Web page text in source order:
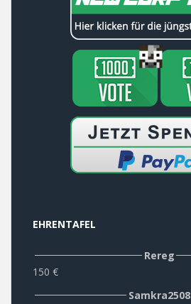
EHRENTAFEL
Rereg
150 €
Samkra2508